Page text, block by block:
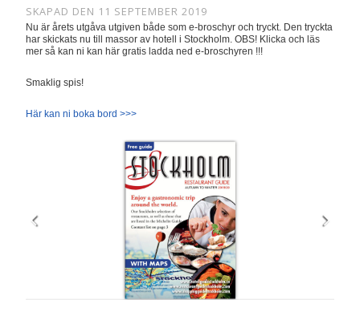
SKAPAD DEN 11 SEPTEMBER 2019
Nu är årets utgåva utgiven både som e-broschyr och tryckt. Den tryckta
har skickats nu till massor av hotell i Stockholm. OBS! Klicka och läs
mer så kan ni kan här gratis ladda ned e-broschyren !!!
Smaklig spis!
Här kan ni boka bord >>>